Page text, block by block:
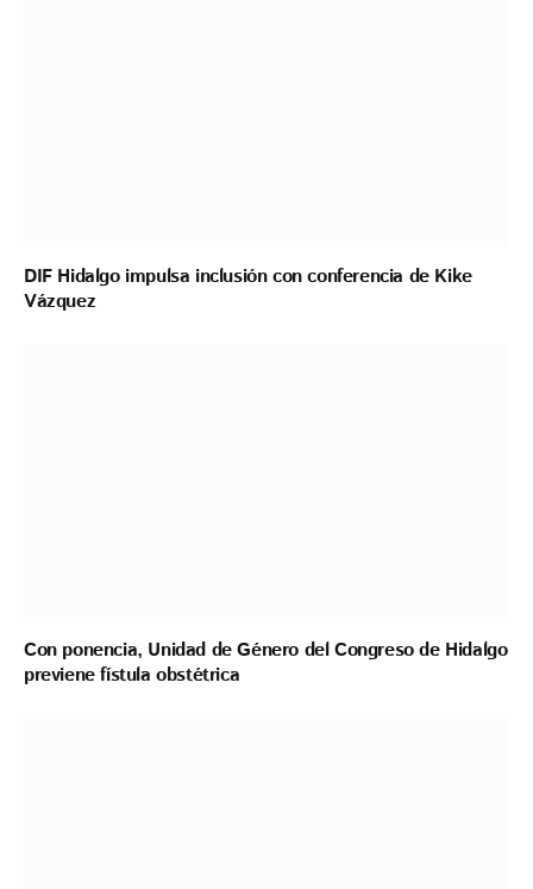
DIF Hidalgo impulsa inclusión con conferencia de Kike
Vázquez
Con ponencia, Unidad de Género del Congreso de Hidalgo
previene fístula obstétrica